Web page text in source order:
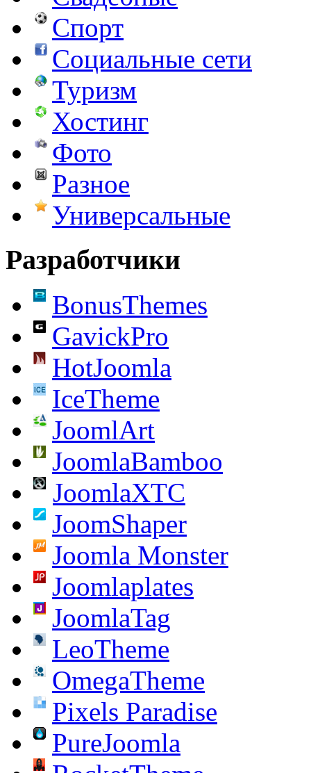
Спорт
Социальные сети
Туризм
Хостинг
Фото
Разное
Универсальные
Разработчики
BonusThemes
GavickPro
HotJoomla
IceTheme
JoomlArt
JoomlaBamboo
JoomlaXTC
JoomShaper
Joomla Monster
Joomlaplates
JoomlaTag
LeoTheme
OmegaTheme
Pixels Paradise
PureJoomla